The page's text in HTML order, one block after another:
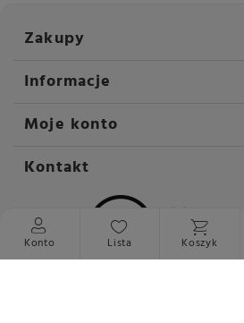
Zakupy
Informacje
Moje konto
Kontakt
Konto Lista Koszyk